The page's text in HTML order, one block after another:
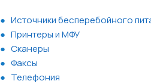
Источники бесперебойного
Принтеры и МФУ
Сканеры
Факсы
Телефония